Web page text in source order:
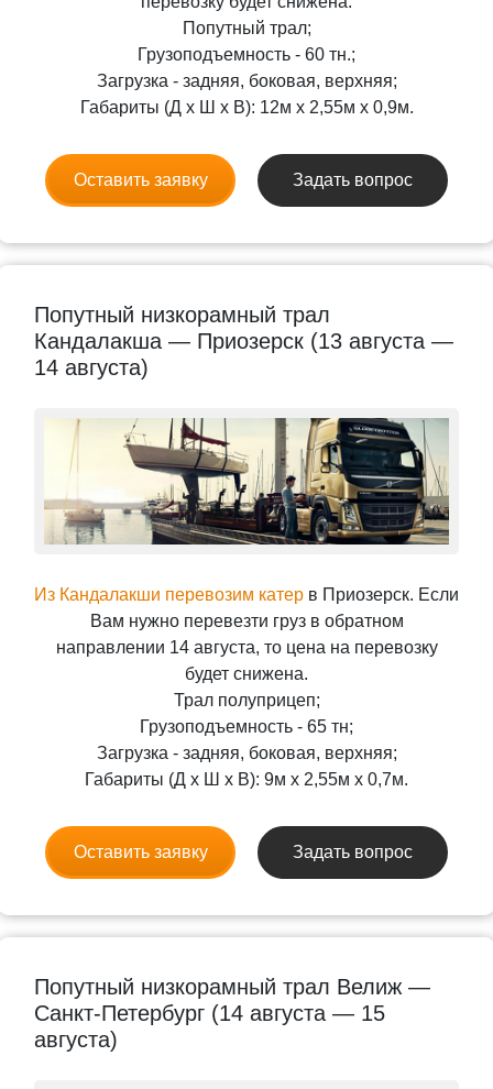
Попутный трал;
Грузоподъемность - 60 тн.;
Загрузка - задняя, боковая, верхняя;
Габариты (Д x Ш x В): 12м x 2,55м x 0,9м.
Оставить заявку Задать вопрос
Попутный низкорамный трал
Кандалакша — Приозерск (13 августа —
14 августа)
Из Кандалакши перевозим катер в Приозерск. Если
Вам нужно перевезти груз в обратном
направлении 14 августа, то цена на перевозку
будет снижена.
Трал полуприцеп;
Грузоподъемность - 65 тн;
Загрузка - задняя, боковая, верхняя;
Габариты (Д x Ш x В): 9м x 2,55м x 0,7м.
Оставить заявку Задать вопрос
Попутный низкорамный трал Велиж —
Санкт-Петербург (14 августа — 15
августа)